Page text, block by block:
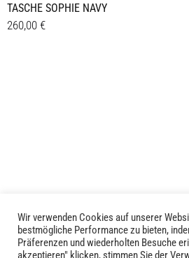
TASCHE SOPHIE NAVY
260,00 €
Wir verwenden Cookies auf unserer
bestmögliche Performance zu bieten,
Präferenzen und wiederholten Besuche
akzeptieren" klicken, stimmen Sie der